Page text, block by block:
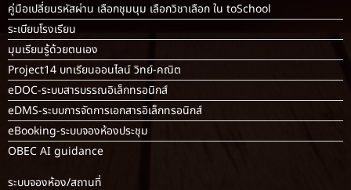
คู่มือเปลี่ยนรหัสผ่าน เลือกชุมนุม เลือกวิชาเลือก ใน toSchool
ระเบียบโรงเรียน
มุมเรียนรู้ด้วยตนเอง
Project14 บทเรียนออนไลน์ วิทย์-คณิต
eDOC-ระบบสารบรรณอิเล็กทรอนิกส์
eDMS-ระบบการจัดการเอกสารอิเล็กทรอนิกส์
eBooking-ระบบจองห้องประชุม
OBEC AI guidance
ระบบจองห้อง/สถานที่